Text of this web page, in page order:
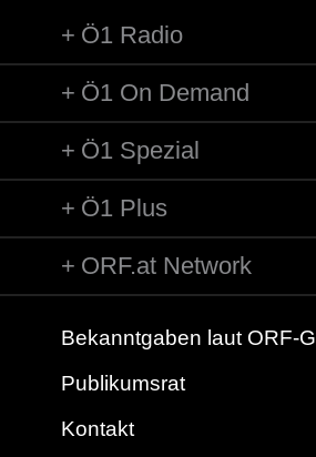
Ö1 Radio
Ö1 On Demand
Ö1 Spezial
Ö1 Plus
ORF.at Network
Bekanntgaben laut ORF-G
Publikumsrat
Kontakt